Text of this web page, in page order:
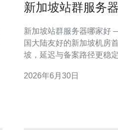
新加坡站群服务
新加坡站群服务器哪家好 — 最新权
国大陆友好的新加坡机房
坡，延迟与备案路径更稳定。 2. 精华：若追求极致
适合海量站群快速上车。 3. 精华：企业级可靠性与全球骨
2026年6月30日